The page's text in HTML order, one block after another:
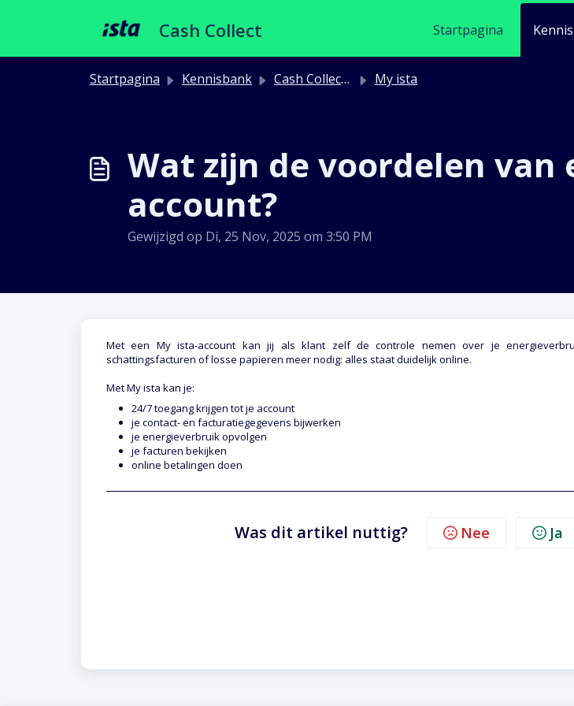
Cash Collect Startpagina
Startpagina Kennisbank Cash Collect Portaal My ista
Wat zijn de voordelen van
account?
Gewijzigd op Di, 25 Nov, 2025 om 3:50 PM
Met een My ista-account kan jij als klant zelf de controle nemen over je
schattingsfacturen of losse papieren meer nodig: alles staat duidelijk online.
Met My ista kan je:
24/7 toegang krijgen tot je account
je contact- en facturatiegegevens bijwerken
je energieverbruik opvolgen
je facturen bekijken
online betalingen doen
Was dit artikel nuttig? Nee Ja